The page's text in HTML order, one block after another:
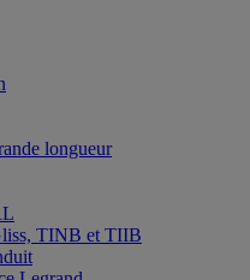
longueur
TINB et TIIB